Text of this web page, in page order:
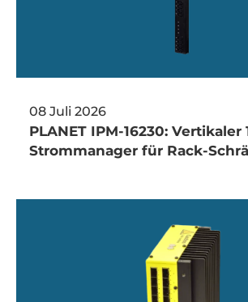
08 Juli 2026
PLANET IPM-16230: Vertikaler
Strommanager für Rack-